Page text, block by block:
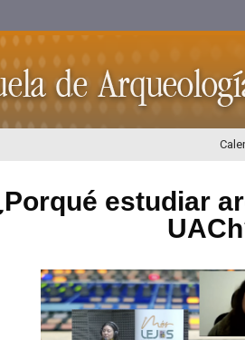
estudiar